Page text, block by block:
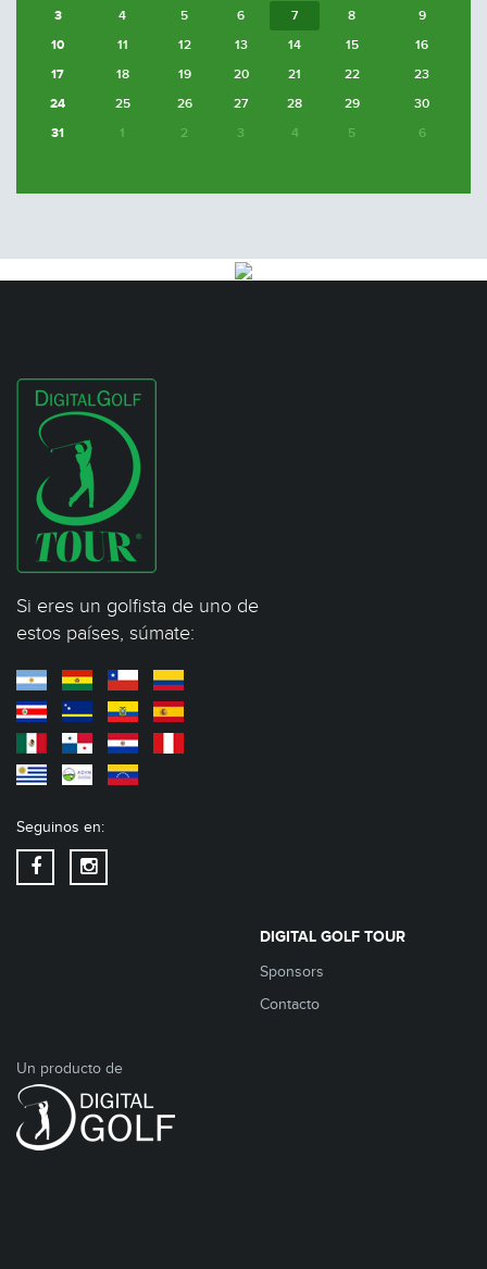
3
4 5 6 7 8
9
10
11 12 13 14 15
16
17
18 19 20 21 22
23
24
25 26 27 28 29
30
31
1 2 3 4 5 6
Si eres un golfista de uno de
estos países, súmate:
Seguinos en:
DIGITAL GOLF TOUR
Sponsors
Contacto
Un producto de